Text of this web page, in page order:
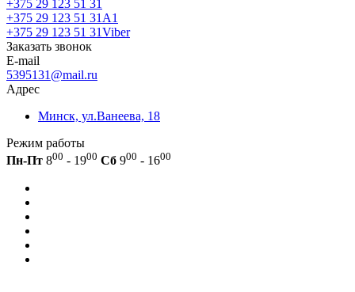
+375 29 123 51 31
+375 29 123 51 31 А1
+375 29 123 51 31Viber
Заказать звонок
E-mail
5395131@mail.ru
Адрес
Минск, ул.Ванеева, 18
Режим работы
Пн-Пт 800 - 1900 Сб 900 - 1600